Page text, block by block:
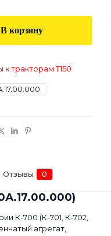
В корзину
к тракторам Т150
Отзывы 0
К-700 (К-701, К-702,
агрегат,